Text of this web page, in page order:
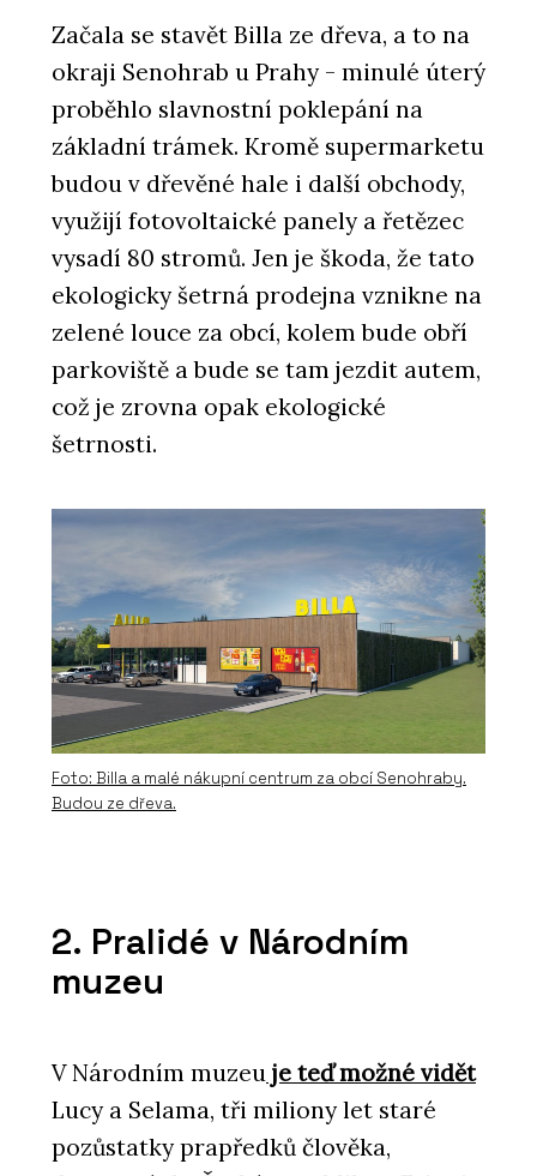
Začala se stavět Billa ze dřeva, a to na
okraji Senohrab u Prahy - minulé úterý
proběhlo slavnostní poklepání na
základní trámek. Kromě supermarketu
budou v dřevěné hale i další obchody,
využijí fotovoltaické panely a řetězec
vysadí 80 stromů. Jen je škoda, že tato
ekologicky šetrná prodejna vznikne na
zelené louce za obcí, kolem bude obří
parkoviště a bude se tam jezdit autem,
což je zrovna opak ekologické
šetrnosti.
Foto: Billa a malé nákupní centrum za obcí Senohraby.
Budou ze dřeva.
2. Pralidé v Národním
muzeu
V Národním muzeu je teď možné vidět
Lucy a Selama, tři miliony let staré
pozůstatky prapředků člověka,